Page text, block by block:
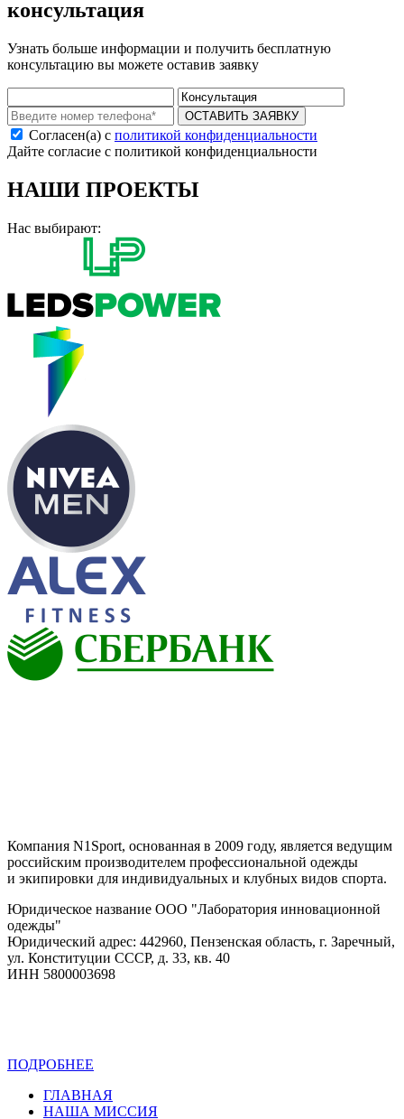
консультация
Узнать больше информации и получить бесплатную
консультацию вы можете оставив заявку
ОСТАВИТЬ ЗАЯВКУ
Согласен(а) с политикой конфиденциальности
Дайте согласие с политикой конфиденциальности
НАШИ ПРОЕКТЫ
Нас выбирают:
Компания N1Sport, основанная в 2009 году, является ведущим
российским производителем профессиональной одежды
и экипировки для индивидуальных и клубных видов спорта.
Юридическое название ООО "Лаборатория инновационной
одежды"
Юридический адрес: 442960, Пензенская область, г. Заречный,
ул. Конституции СССР, д. 33, кв. 40
ИНН 5800003698
ПОДРОБНЕЕ
ГЛАВНАЯ
НАША МИССИЯ